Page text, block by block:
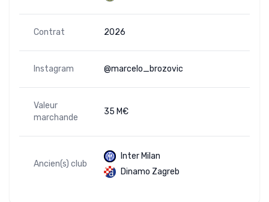
Contrat 2026
Instagram @marcelo_brozovic
Valeur
marchande
35 M€
Ancien(s) club
Inter Milan
Dinamo Zagreb